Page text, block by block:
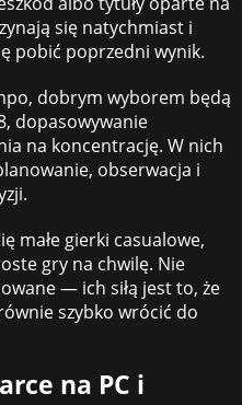
się natychmiast i
pobić poprzedni wynik.
dobrym wyborem będą
dopasowywanie
na koncentrację. W nich
obserwacja i
małe gierki casualowe,
gry na chwilę. Nie
— ich siłą jest to, że
szybko wrócić do
na PC i